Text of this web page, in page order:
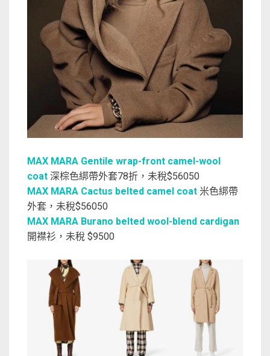
MAX MARA Gentile wrap-front camel-wool
coat 深棕色綁帶外套78折，未稅$56050
MAX MARA Cactus belted camel coat 米色綁帶
外套，未稅$56050
MAX MARA Burano belted wool-blend cardigan
開襟衫，未稅 $9500